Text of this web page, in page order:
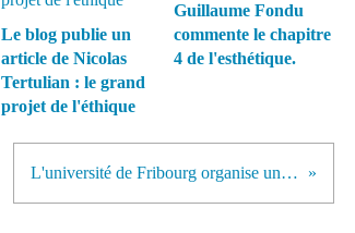
Le blog publie un
article de Nicolas
Tertulian : le grand
projet de l'éthique
Guillaume Fondu
commente le chapitre
4 de l'esthétique.
L'université de Fribourg organise un colloque sur l'actualité de l'Esthétique de Lukács